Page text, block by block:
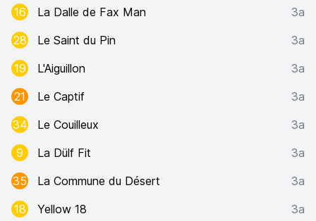
16 La Dalle de Fax Man
3a
28
Le Saint du Pin
3a
19
L'Aiguillon
3a
21
Le Captif
3a
34
Le Couilleux
3a
9
La Dülf Fit
3a
35
La Commune du Désert
3a
18
Yellow 18
3a